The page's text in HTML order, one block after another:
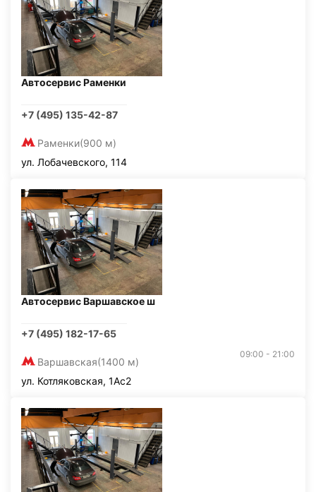
Автосервис Раменки
+7 (495) 135-42-87
Раменки(900 м)
ул. Лобачевского, 114
Автосервис Варшавское ш
+7 (495) 182-17-65
Варшавская(1400 м)
09:00 - 21:00
ул. Котляковская, 1Ас2